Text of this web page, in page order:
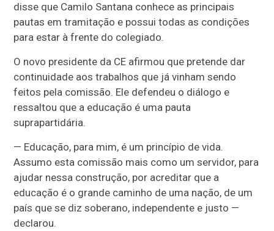
disse que Camilo Santana conhece as principais
pautas em tramitação e possui todas as condições
para estar à frente do colegiado.
O novo presidente da CE afirmou que pretende dar
continuidade aos trabalhos que já vinham sendo
feitos pela comissão. Ele defendeu o diálogo e
ressaltou que a educação é uma pauta
suprapartidária.
— Educação, para mim, é um princípio de vida.
Assumo esta comissão mais como um servidor, para
ajudar nessa construção, por acreditar que a
educação é o grande caminho de uma nação, de um
país que se diz soberano, independente e justo —
declarou.